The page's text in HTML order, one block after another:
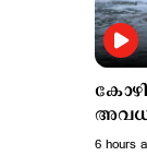
6 hours